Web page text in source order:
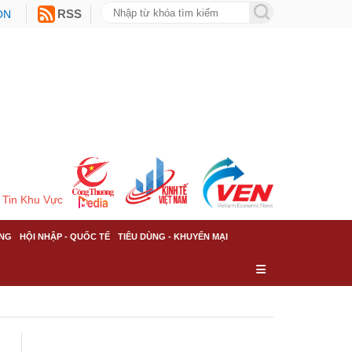
RSS
Tin Khu Vực
HỘI NHẬP - QUỐC TẾ TIÊU DÙNG - KHUYẾN MẠI